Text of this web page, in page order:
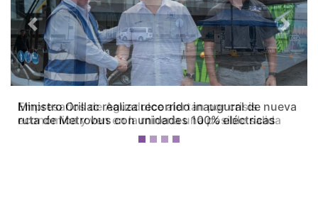
Empresarios de Aguadulce alertan por crisis
económica y ven en la minería una posible salida
Previous Next